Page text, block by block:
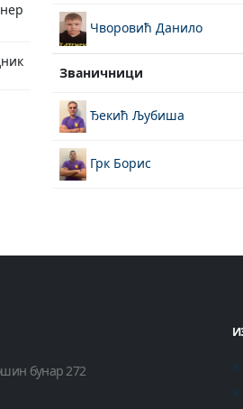
Чворовић Данило
Званичници
Ђекић Љубиша
Грк Борис
бунар 272